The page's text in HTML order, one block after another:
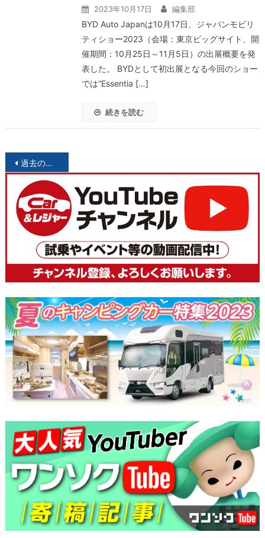
2023年10月17日 編集部
BYD Auto Japanは10月17日、ジャパンモビリ
ティショー2023（会場：東京ビッグサイト、開
催期間：10月25日～11月5日）の出展概要を発
表した。 BYDとして初出展となる今回のショー
では“Essentia […]
続きを読む
投
稿
ナ
ビ
ー
シ
ョ
ン
過去の投稿